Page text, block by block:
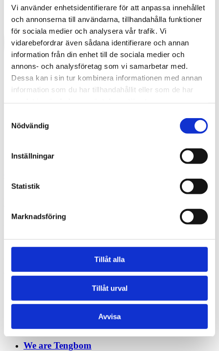
Vi använder enhetsidentifierare för att anpassa innehållet
och annonserna till användarna, tillhandahålla funktioner
för sociala medier och analysera vår trafik. Vi
vidarebefordrar även sådana identifierare och annan
information från din enhet till de sociala medier och
annons- och analysföretag som vi samarbetar med.
Dessa kan i sin tur kombinera informationen med annan
information som du har tillhandahållit eller som de har
Nödvändig
Inställningar
Statistik
Marknadsföring
Tillåt alla
Tillåt urval
Avvisa
Search
Footer
Contact us
Welcome to Tengbom! Whatever your question or enquiry,
We are Tengbom